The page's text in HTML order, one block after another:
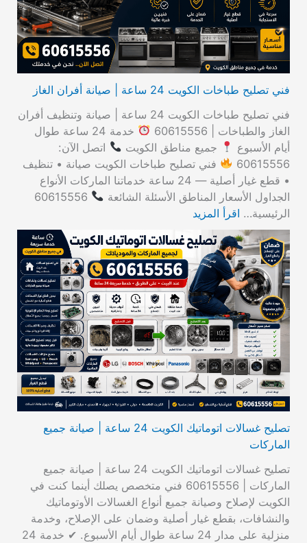
فني تصليح طباخات الكويت 24 ساعة | صيانة أفران الغاز
فني تصليح طباخات الكويت 24 ساعة | صيانة وتنظيف أفران
الغاز والطباخات | 60615556
خدمة 24 ساعة طوال
أيام الأسبوع
جميع مناطق الكويت
اتصل الآن:
60615556
فني تصليح طباخات الكويت صيانة • تنظيف
• قطع غيار أصلية — 24 ساعة خدماتنا الماركات الأنواع
الجداول الأسعار المناطق الأسئلة الشائعة
60615556
الرئيسية… اقرأ المزيد
تصليح غسالات اتوماتيك الكويت 24 ساعة | صيانة جميع
الماركات
تصليح غسالات اتوماتيك الكويت 24 ساعة | صيانة جميع
الماركات | 60615556 فني متخصص يصلك أينما كنت في
الكويت لإصلاح وصيانة جميع أنواع الغسالات الأوتوماتيك
والنشافات، بقطع غيار أصلية وضمان على الإصلاح، وخدمة
منزلية على مدار 24 ساعة طوال أيام الأسبوع. ✔ خدمة 24